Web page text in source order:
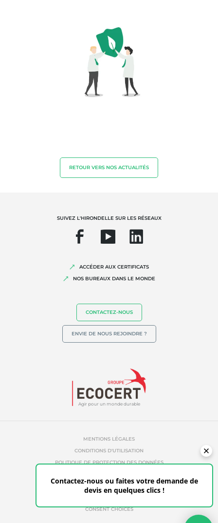
Agriculture durable
Qualité et securité alimentaire
Biodiversité et changement climatique
Allégations environnementales
RETOUR VERS NOS ACTUALITÉS
Agir pour un monde durable
SUIVEZ L'HIRONDELLE SUR LES RÉSEAUX
ACCÉDER AUX CERTIFICATS
NOS BUREAUX DANS LE MONDE
CONTACTEZ-NOUS
ENVIE DE NOUS REJOINDRE ?
MENTIONS LÉGALES
CONDITIONS D'UTILISATION
POLITIQUE DE PROTECTION DES DONNÉES
RÉFÉRENCES ABUSIVES
CONSENT CHOICES
Contactez-nous ou faites votre demande de
devis en quelques clics !